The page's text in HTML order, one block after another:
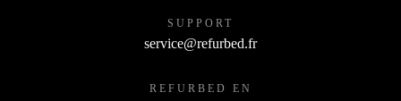
SUPPORT
service@refurbed.fr
REFURBED EN